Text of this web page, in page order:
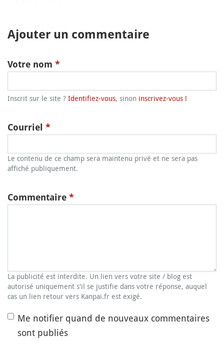
Ajouter un commentaire
Votre nom *
Inscrit sur le site ? Identifiez-vous, sinon inscrivez-vous !
Courriel *
Le contenu de ce champ sera maintenu privé et ne sera pas
affiché publiquement.
Commentaire *
La publicité est interdite. Un lien vers votre site / blog est
autorisé uniquement s'il se justifie dans votre réponse, auquel
cas un lien retour vers Kanpai.fr est exigé.
Me notifier quand de nouveaux commentaires
sont publiés